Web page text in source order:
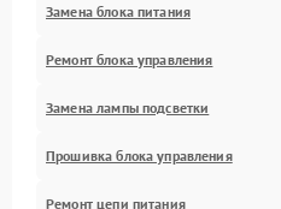
Замена блока питания
Ремонт блока управления
Замена лампы подсветки
Прошивка блока управления
Ремонт цепи питания